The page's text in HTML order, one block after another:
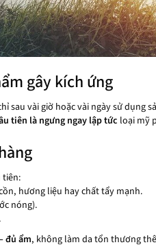
gây kích ứng
sau vài giờ hoặc vài ngày sử
tiên là ngưng ngay lập tức loại mỹ
tiên:
hương liệu hay chất tẩy mạnh.
nóng).
đủ ẩm, không làm da tổn thương